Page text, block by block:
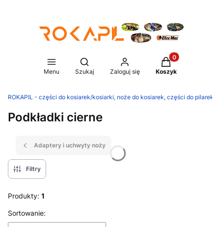
Menu
Otwórz wyszukiwarkę
Szukaj Zaloguj się
Produkty w
Koszyk
ROKAPIL - części do kosiarek/kosiarki, noże do kosiarek, części do pilarek/
Podkładki cierne
Adaptery i uchwyty noży
Filtry
Produkty: 1
Lista produktów
Sortowanie: